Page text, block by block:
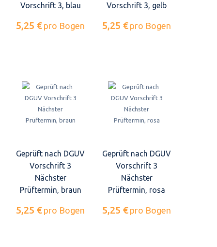
Vorschrift 3, blau
5,25 € pro Bogen
Vorschrift 3, gelb
5,25 € pro Bogen
Geprüft nach DGUV
Vorschrift 3
Nächster
Prüftermin, braun
5,25 € pro Bogen
Geprüft nach DGUV
Vorschrift 3
Nächster
Prüftermin, rosa
5,25 € pro Bogen